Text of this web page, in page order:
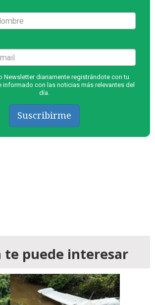
Newsletter diariamente registrándote con tu
informado con las noticias más relevantes del
día.
Suscribirme
te puede interesar